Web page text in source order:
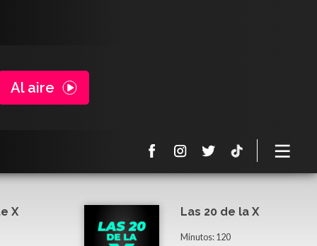
Al aire
X Las 20 de la X
Minutos: 120